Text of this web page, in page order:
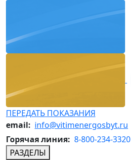
ПЕРЕДАТЬ ПОКАЗАНИЯ
email: info@vitimenergosbyt.ru
Горячая линия: 8-800-234-3320
РАЗДЕЛЫ